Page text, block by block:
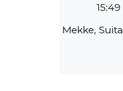
15:49
Mekke,